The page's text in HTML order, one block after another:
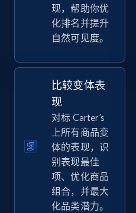
more.
2.5K+ 359+
eBay - Gather data on
specified keywords
URL, Product id, Title,
Seller reviews,
more.
2.5K+ 359+
现，帮助你优
化排名并提升
自然可见度。
比较变体表
现
对标 Carter’s
上所有商品变
体的表现，识
别表现最佳
项、优化商品
组合，并最大
化品类潜力。